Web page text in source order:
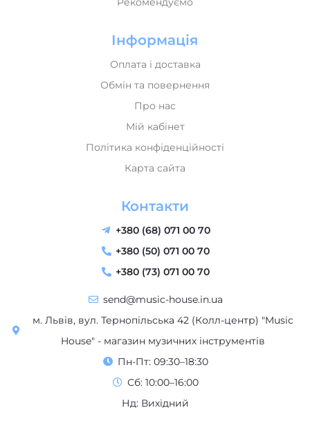
Інформація
Оплата і доставка
Обмін та повернення
Про нас
Мій кабінет
Політика конфіденційності
Карта сайта
Контакти
+380 (68) 071 00 70
+380 (50) 071 00 70
+380 (73) 071 00 70
send@music-house.in.ua
м. Львів, вул. Тернопільська 42 (Колл-центр) "Music
House" - магазин музичних інструментів
Пн-Пт: 09:30–18:30
Сб: 10:00–16:00
Нд: Вихідний